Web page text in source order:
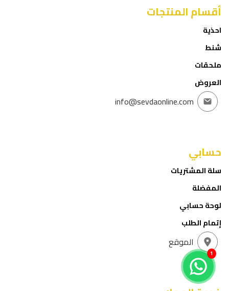
أقسام المنتجات
احذية
شنط
ملحقات
العروض
info@sevdaonline.com
حسابي
سلة المشتريات
المفضلة
لوحة حسابي
إتمام الطلب
الموقع
1